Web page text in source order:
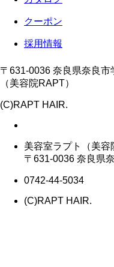
クーポン
採用情報
〒631-0036 奈良県奈良市
（美容院RAPT）
(C)RAPT HAIR.
美容室ラプト（美容
〒631-0036 奈良県
0742-44-5034
(C)RAPT HAIR.